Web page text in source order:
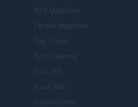
B2B Magazine
People Magazine
Day Travel
Tutto Gaming
ESG 365
Food Wiki
FuturoDonna